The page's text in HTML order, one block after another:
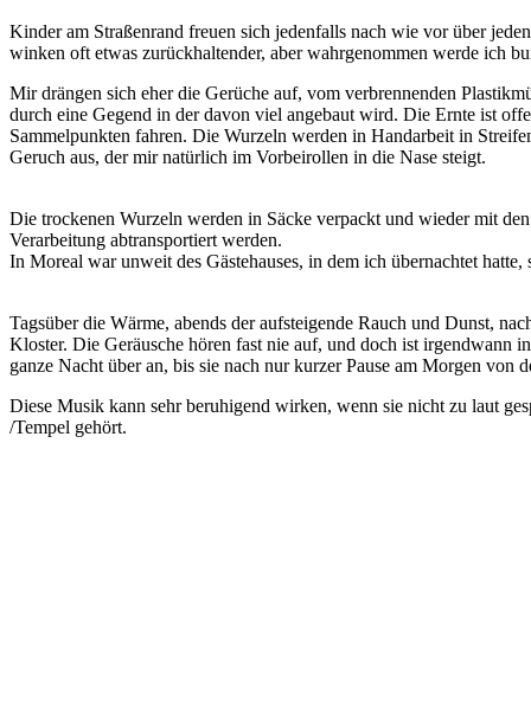
Kinder am Straßenrand freuen sich jedenfalls nach wie vor über
winken oft etwas zurückhaltender, aber wahrgenommen werde ich
Mir drängen sich eher die Gerüche auf, vom verbrennenden
durch eine Gegend in der davon viel angebaut wird. Die Ernte ist
Sammelpunkten fahren. Die Wurzeln werden in Handarbeit in
Geruch aus, der mir natürlich im Vorbeirollen in die Nase steigt.
Die trockenen Wurzeln werden in Säcke verpackt und wieder mit
Verarbeitung abtransportiert werden.
In Moreal war unweit des Gästehauses, in dem ich übernachtet
Tagsüber die Wärme, abends der aufsteigende Rauch und Dunst,
Kloster. Die Geräusche hören fast nie auf, und doch ist irgendwann
ganze Nacht über an, bis sie nach nur kurzer Pause am Morgen
Diese Musik kann sehr beruhigend wirken, wenn sie nicht zu laut
/Tempel gehört.